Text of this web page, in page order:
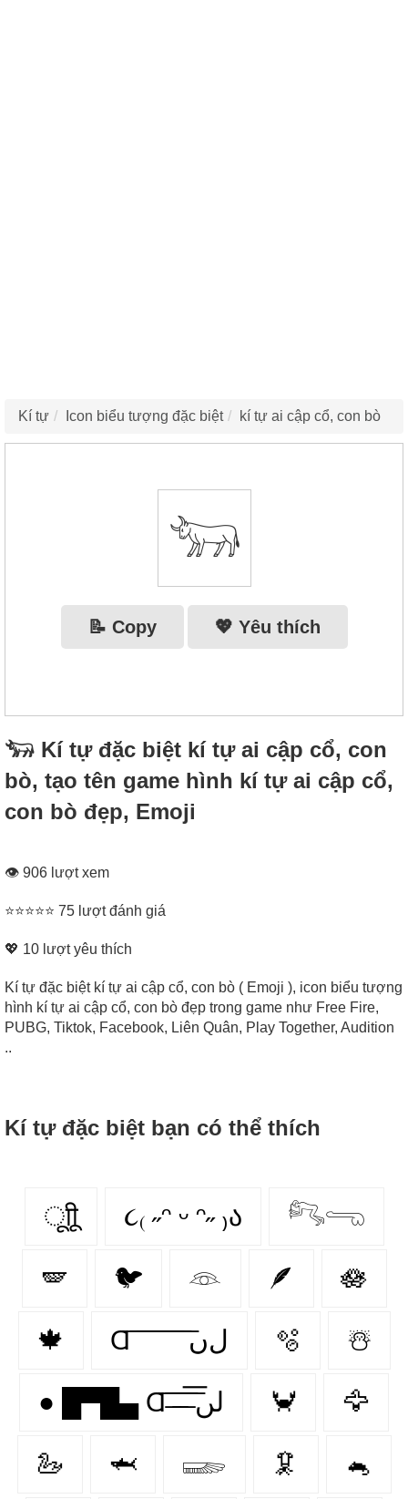
Kí tự Icon biểu tượng đặc biệt kí tự ai cập cổ, con bò
𓃓
📝 Copy 💖 Yêu thích
𓃓 Kí tự đặc biệt kí tự ai cập cổ, con
bò, tạo tên game hình kí tự ai cập cổ,
con bò đẹp, Emoji
👁 906 lượt xem
⭐⭐⭐⭐⭐ 75 lượt đánh giá
💖 10 lượt yêu thích
Kí tự đặc biệt kí tự ai cập cổ, con bò ( Emoji ), icon biểu tượng
hình kí tự ai cập cổ, con bò đẹp trong game như Free Fire,
PUBG, Tiktok, Facebook, Liên Quân, Play Together, Audition
..
Kí tự đặc biệt bạn có thể thích
ूाीू ૮₍ ˶ᵔ ᵕ ᵔ˶ ₎ა 𓀐𓂸
🪽 🐦 𓁻 🪶 🪷
🍁 Ɑ͞ ͞ ͞ ͞ ͞ ͞ ͞ ͞ لﮞ 🫧 ☃️
● █▀█▄ Ɑ͞ ̶͞ ̶͞ ̶͞ لں͞ 🦀 🦅
🦢 🦈 𓆃 🦑 🐁